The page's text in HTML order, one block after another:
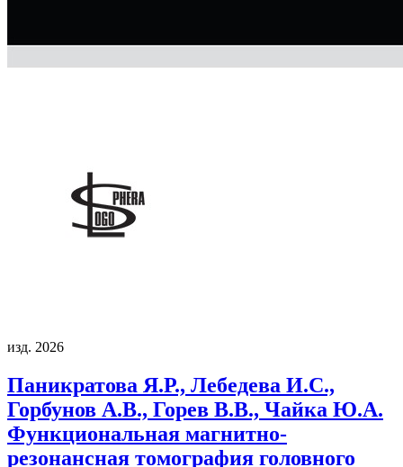
изд. 2026
Паникратова Я.Р., Лебедева И.С.,
Горбунов А.В., Горев В.В., Чайка Ю.А.
Функциональная магнитно-
резонансная томография головного